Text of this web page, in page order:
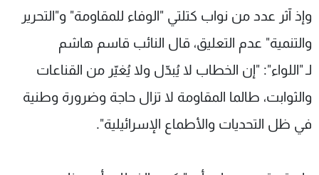
وإذ آثر عدد من نواب كتلتي "الوفاء للمقاومة" و"التحرير
والتنمية" عدم التعليق، قال النائب قاسم هاشم
لـ "اللواء": "إن الخطاب لا يُبدّل ولا يُغيّر من القناعات
والثوابت، طالما المقاومة لا تزال حاجة وضرورة وطنية
في ظل التحديات والأطماع الإسرائيلية".